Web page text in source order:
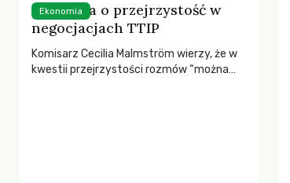
4 pytania o przejrzystość w
negocjacjach TTIP
Komisarz Cecilia Malmström wierzy, że w
kwestii przejrzystości rozmów “można
Ekonomia